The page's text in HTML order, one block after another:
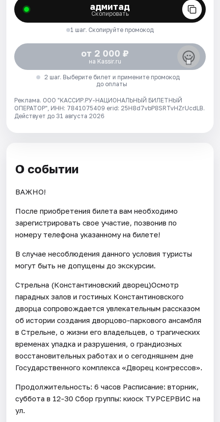
адмитад
Скопировать
1 шаг. Скопируйте промокод
от 2 000 ₽
на Kassir.ru
2 шаг. Выберите билет и примените промокод
до оплаты
Реклама. ООО "КАССИР.РУ-НАЦИОНАЛЬНЫЙ БИЛЕТНЫЙ
ОПЕРАТОР", ИНН: 7841075409 erid: 25H8d7vbP8SRTvHZrUcdLB.
Действует до 31 августа 2026
О событии
ВАЖНО!
После приобретения билета вам необходимо
зарегистрировать свое участие, позвонив по
номеру телефона указанному на билете!
В случае несоблюдения данного условия туристы
могут быть не допущены до экскурсии.
Стрельна (Константиновский дворец)Осмотр
парадных залов и гостиных Константиновского
дворца сопровождается увлекательным рассказом
об истории создания дворцово-паркового ансамбля
в Стрельне, о жизни его владельцев, о трагических
временах упадка и разрушения, о грандиозных
восстановительных работах и о сегодняшнем дне
Государственного комплекса «Дворец конгрессов».
Продолжительность: 6 часов Расписание: вторник,
суббота в 12-30 Сбор группы: киоск ТУРСЕРВИС на
ул.